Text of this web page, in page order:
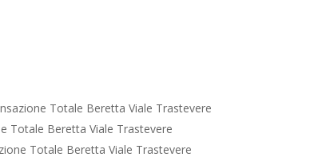
Totale Beretta Viale Trastevere
Totale Beretta Viale Trastevere
Totale Beretta Viale Trastevere